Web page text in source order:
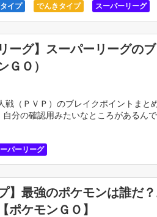
イプ でんきタイプ スーパーリーグ
ーグ】スーパーリーグの
ＧＯ）
戦（ＰＶＰ）のブレイクポイントまと
自分の確認用みたいなところがあるん
パーリーグ
】最強のポケモンは誰だ
ポケモンＧＯ】